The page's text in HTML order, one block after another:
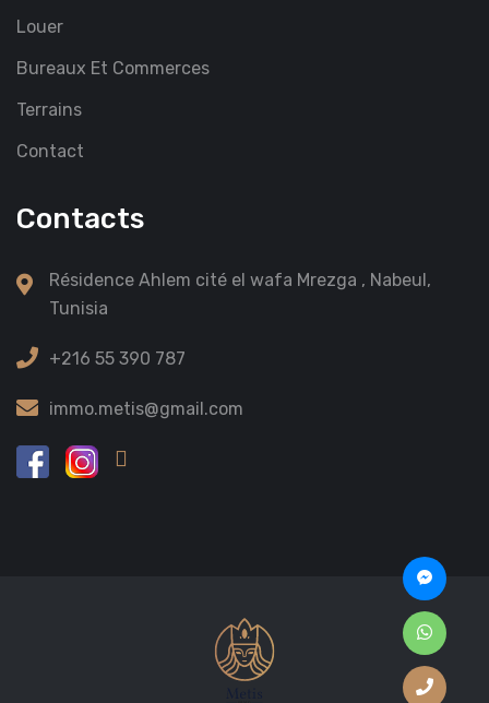
Louer
Bureaux Et Commerces
Terrains
Contact
Contacts
Résidence Ahlem cité el wafa Mrezga , Nabeul,
Tunisia
+216 55 390 787
immo.metis@gmail.com